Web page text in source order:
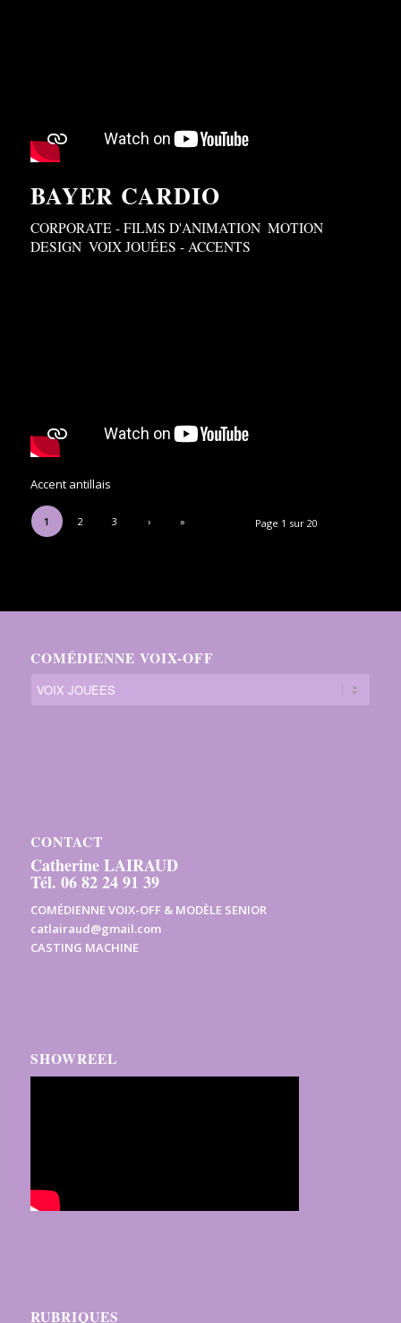
BAYER CARDIO
CORPORATE - FILMS D'ANIMATION, MOTION
DESIGN, VOIX JOUÉES - ACCENTS
Accent antillais
Page 1 sur 20
1 2 3 › »
COMÉDIENNE VOIX-OFF
CONTACT
Catherine LAIRAUD
Tél. 06 82 24 91 39
COMÉDIENNE VOIX-OFF & MODÈLE SENIOR
catlairaud@gmail.com
CASTING MACHINE
SHOWREEL
RUBRIQUES